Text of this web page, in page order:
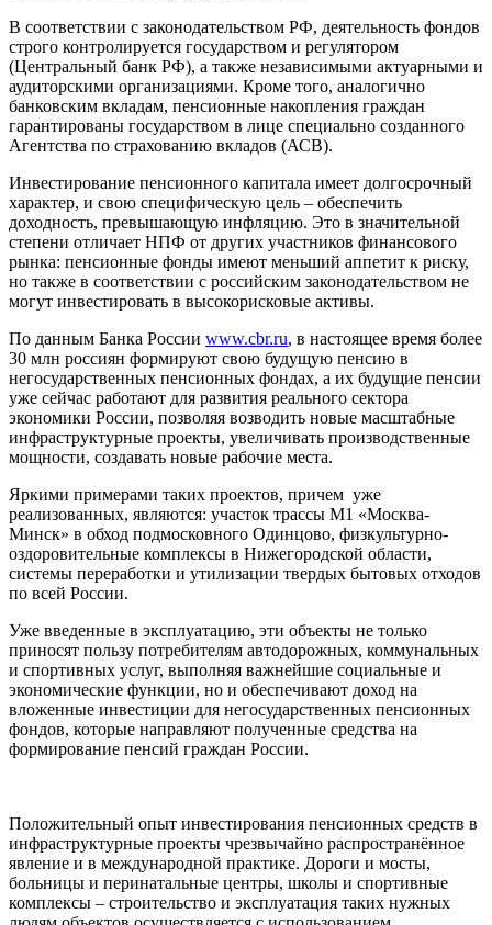
В соответствии с законодательством РФ, деятельность фондов
строго контролируется государством и регулятором
(Центральный банк РФ), а также независимыми актуарными и
аудиторскими организациями. Кроме того, аналогично
банковским вкладам, пенсионные накопления граждан
гарантированы государством в лице специально созданного
Агентства по страхованию вкладов (АСВ).
Инвестирование пенсионного капитала имеет долгосрочный
характер, и свою специфическую цель – обеспечить
доходность, превышающую инфляцию. Это в значительной
степени отличает НПФ от других участников финансового
рынка: пенсионные фонды имеют меньший аппетит к риску,
но также в соответствии с российским законодательством не
могут инвестировать в высокорисковые активы.
По данным Банка России www.cbr.ru, в настоящее время более
30 млн россиян формируют свою будущую пенсию в
негосударственных пенсионных фондах, а их будущие пенсии
уже сейчас работают для развития реального сектора
экономики России, позволяя возводить новые масштабные
инфраструктурные проекты, увеличивать производственные
мощности, создавать новые рабочие места.
Яркими примерами таких проектов, причем уже
реализованных, являются: участок трассы М1 «Москва-
Минск» в обход подмосковного Одинцово, физкультурно-
оздоровительные комплексы в Нижегородской области,
системы переработки и утилизации твердых бытовых отходов
по всей России.
Уже введенные в эксплуатацию, эти объекты не только
приносят пользу потребителям автодорожных, коммунальных
и спортивных услуг, выполняя важнейшие социальные и
экономические функции, но и обеспечивают доход на
вложенные инвестиции для негосударственных пенсионных
фондов, которые направляют полученные средства на
формирование пенсий граждан России.
Положительный опыт инвестирования пенсионных средств в
инфраструктурные проекты чрезвычайно распространённое
явление и в международной практике. Дороги и мосты,
больницы и перинатальные центры, школы и спортивные
комплексы – строительство и эксплуатация таких нужных